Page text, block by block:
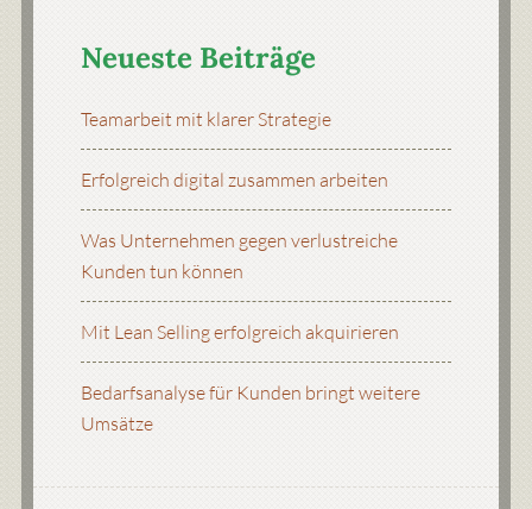
Neueste Beiträge
Teamarbeit mit klarer Strategie
Erfolgreich digital zusammen arbeiten
Was Unternehmen gegen verlustreiche
Kunden tun können
Mit Lean Selling erfolgreich akquirieren
Bedarfsanalyse für Kunden bringt weitere
Umsätze